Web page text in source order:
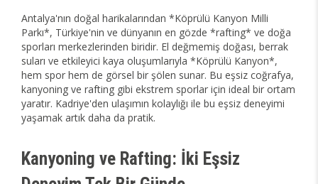
Antalya'nın doğal harikalarından *Köprülü Kanyon Milli
Parkı*, Türkiye'nin ve dünyanın en gözde *rafting* ve doğa
sporları merkezlerinden biridir. El değmemiş doğası, berrak
suları ve etkileyici kaya oluşumlarıyla *Köprülü Kanyon*,
hem spor hem de görsel bir şölen sunar. Bu eşsiz coğrafya,
kanyoning ve rafting gibi ekstrem sporlar için ideal bir ortam
yaratır. Kadriye'den ulaşımın kolaylığı ile bu eşsiz deneyimi
yaşamak artık daha da pratik.
Kanyoning ve Rafting: İki Eşsiz